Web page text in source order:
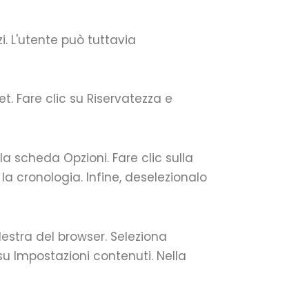
L'utente può tuttavia
Fare clic su Riservatezza e
scheda Opzioni. Fare clic sulla
cronologia. Infine, deselezionalo
del browser. Seleziona
Impostazioni contenuti. Nella